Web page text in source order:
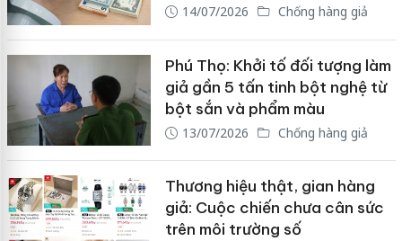
14/07/2026 Chống hàng giả
Phú Thọ: Khởi tố đối tượng làm
giả gần 5 tấn tinh bột nghệ từ
bột sắn và phẩm màu
13/07/2026 Chống hàng giả
Thương hiệu thật, gian hàng
giả: Cuộc chiến chưa cân sức
trên môi trường số